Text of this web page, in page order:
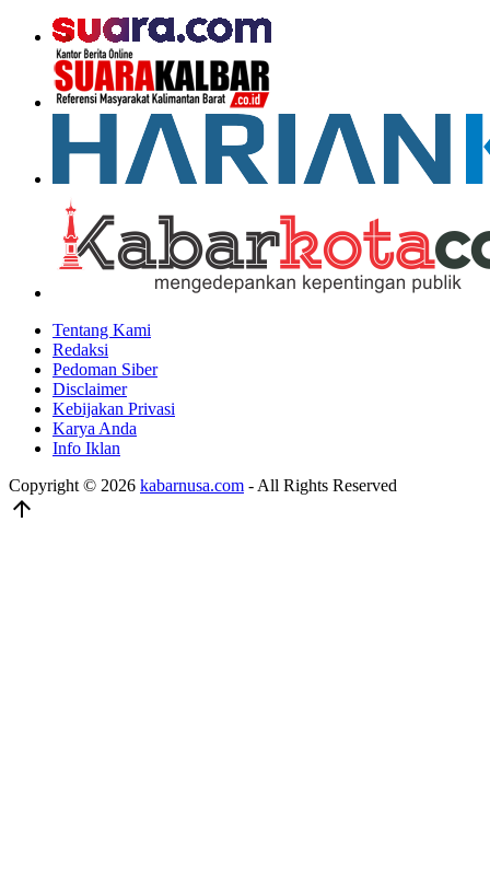
Tentang Kami
Redaksi
Pedoman Siber
Disclaimer
Kebijakan Privasi
Karya Anda
Info Iklan
Copyright © 2026 kabarnusa.com - All Rights Reserved
arrow_upward